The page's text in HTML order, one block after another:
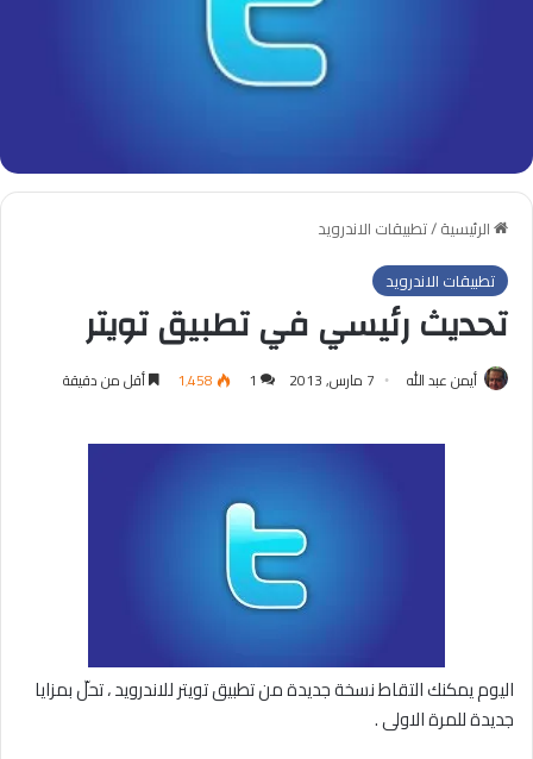
الرئيسية/تطبيقات الاندرويد
تطبيقات الاندرويد
تحديث رئيسي في تطبيق تويتر
أيمن عبد الله 7 مارس, 2013 1 1٬458 أقل من دقيقة
اليوم يمكنك التقاط نسخة جديدة من تطبيق تويتر للاندرويد ، تحلّ بمزايا
جديدة للمرة الاولى .